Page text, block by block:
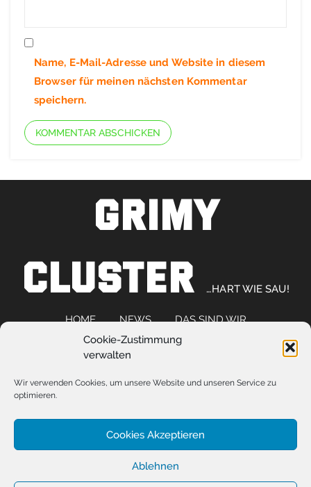
Cookie-Zustimmung
verwalten
Wir verwenden Cookies, um unsere Website und unseren Service zu
optimieren.
Cookies Akzeptieren
Ablehnen
Name, E-Mail-Adresse und Website in diesem
Browser für meinen nächsten Kommentar
speichern.
GRIMY
CLUSTER
…HART WIE SAU!
HOME NEWS DAS SIND WIR
KOOPERATIONEN FAQ
Copyright © 2026 Grimy Cluster - WordPress Theme : By